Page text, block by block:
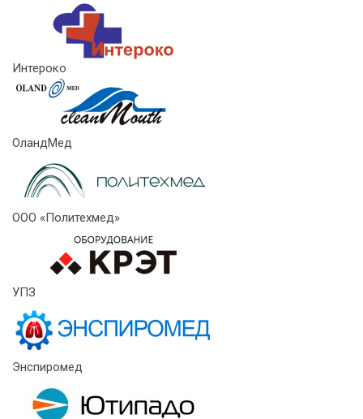
Интероко
ОландМед
ООО «Политехмед»
УПЗ
Энспиромед